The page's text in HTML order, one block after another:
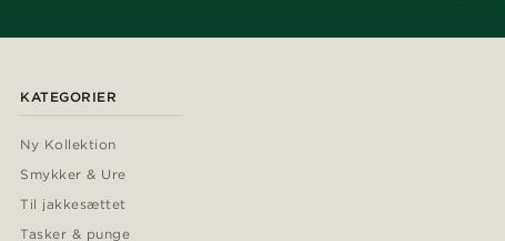
KATEGORIER
Ny Kollektion
Smykker & Ure
Til jakkesættet
Tasker & punge